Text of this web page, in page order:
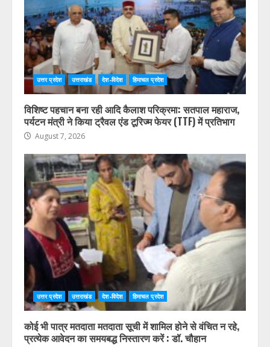
उत्तर प्रदेश उत्तराखंड देश-विदेश हिमाचल प्रदेश
विशिष्ट पहचान बना रही आदि कैलाश परिक्रमा: सतपाल महाराज,
पर्यटन मंत्री ने किया ट्रैवल एंड टूरिज्म फेयर (TTF) में प्रतिभाग
August 7, 2026
उत्तर प्रदेश उत्तराखंड देश-विदेश हिमाचल प्रदेश
कोई भी पात्र मतदाता मतदाता सूची में शामिल होने से वंचित न रहे,
प्रत्येक आवेदन का समयबद्ध निस्तारण करें : डॉ. चौहान